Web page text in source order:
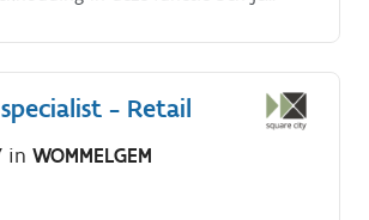
leveranciersboekhouding. Je
taken met een bredere rol in
optimalisatie van AP processen.
- Retail
in WOMMELGEM